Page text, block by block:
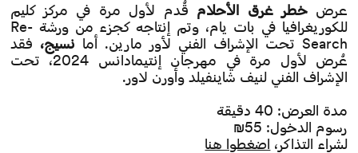
عرض خطر غرق الأحلام قُدم لأول مرة في مركز كليم
للكوريغرافيا في بات يام، وتم إنتاجه كجزء من ورشة Re-
Search تحت الإشراف الفني لأور مارين. أما
نسيج، فقد
عُرض لأول مرة في مهرجان إنتيمادانس 2024، تحت
الإشراف الفني لنيف شاينفيلد وأورن لاور.
مدة العرض: 40 دقيقة
رسوم الدخول: 55₪
لشراء التذاكر، اضغطوا هنا